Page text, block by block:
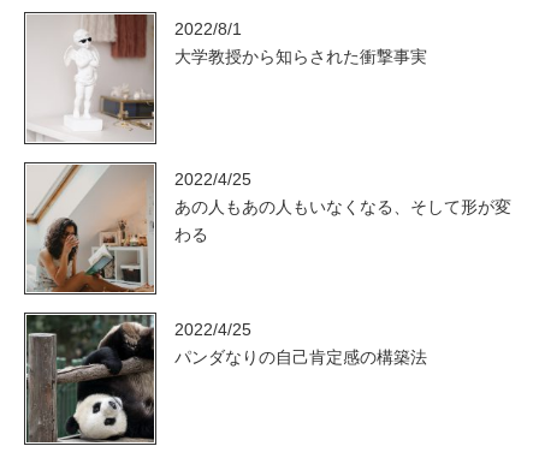
2022/8/1
大学教授から知らされた衝撃事実
2022/4/25
あの人もあの人もいなくなる、そして形が変
わる
2022/4/25
パンダなりの自己肯定感の構築法